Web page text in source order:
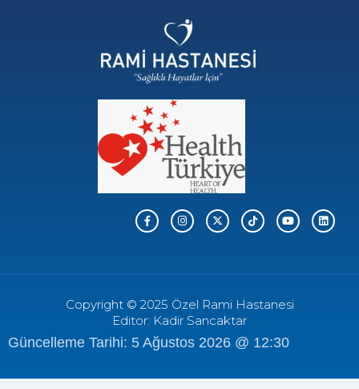
Copyright © 2025 Özel Rami Hastanesi
Editor: Kadir Sancaktar
Güncelleme Tarihi: 5 Ağustos 2026 @ 12:30